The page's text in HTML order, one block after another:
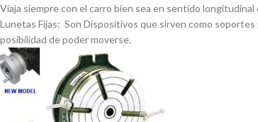
Viaja siempre con el carro bien sea en sentido
Lunetas Fijas: Son Dispositivos que sirven como
posibilidad de poder moverse.